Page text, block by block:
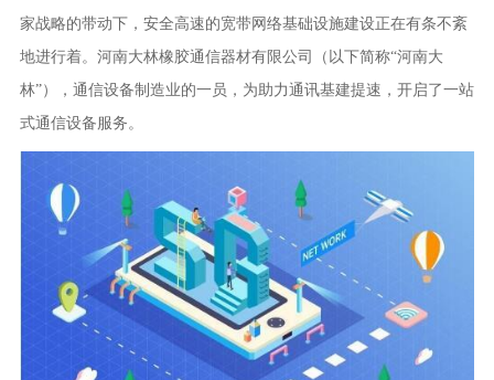
家战略的带动下，安全高速的宽带网络基础设施建设正在有条不紊
地进行着。河南大林橡胶通信器材有限公司（以下简称“河南大
林”），通信设备制造业的一员，为助力通讯基建提速，开启了一站
式通信设备服务。